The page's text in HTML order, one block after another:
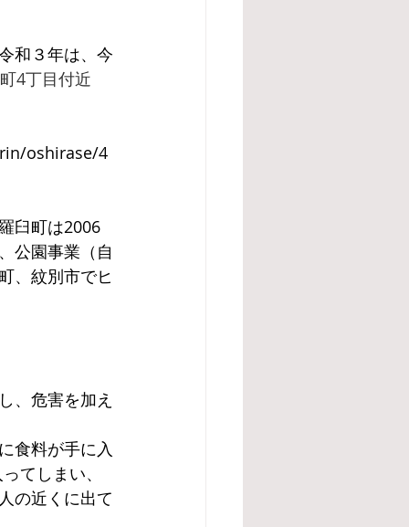
和３年は、今
4丁目付近
oshirase/4
臼町は2006
公園事業（自
、紋別市でヒ
、危害を加え
食料が手に入
てしまい、
の近くに出て